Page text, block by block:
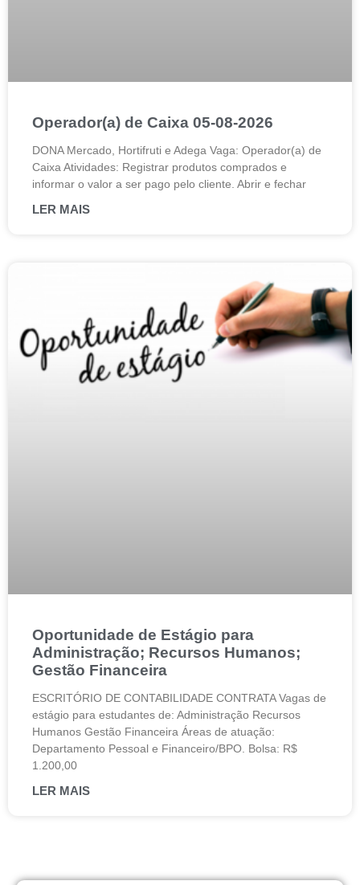
Operador(a) de Caixa 05-08-2026
DONA Mercado, Hortifruti e Adega Vaga: Operador(a) de
Caixa Atividades: Registrar produtos comprados e
informar o valor a ser pago pelo cliente. Abrir e fechar
LER MAIS
Oportunidade de Estágio para
Administração; Recursos Humanos;
Gestão Financeira
ESCRITÓRIO DE CONTABILIDADE CONTRATA Vagas de
estágio para estudantes de: Administração Recursos
Humanos Gestão Financeira Áreas de atuação:
Departamento Pessoal e Financeiro/BPO. Bolsa: R$
1.200,00
LER MAIS